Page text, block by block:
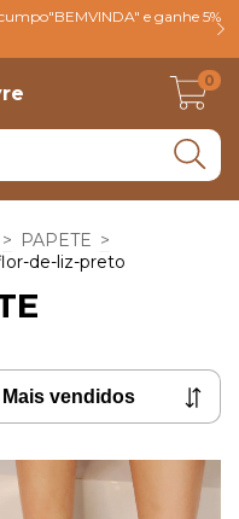
e ganhe 5%
0
> PAPETE >
de-liz-preto